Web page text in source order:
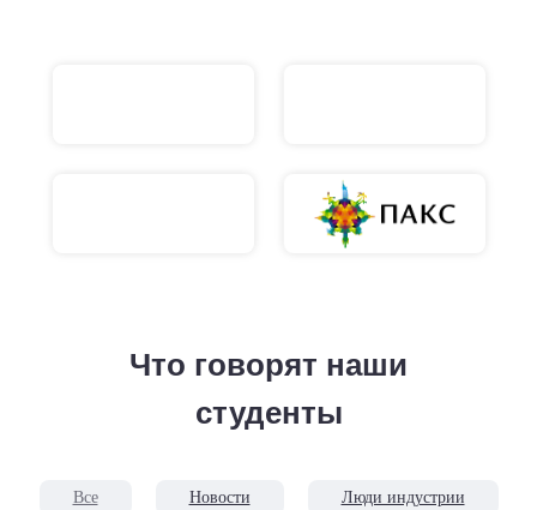
Что говорят наши
студенты
Все Новости Люди индустрии